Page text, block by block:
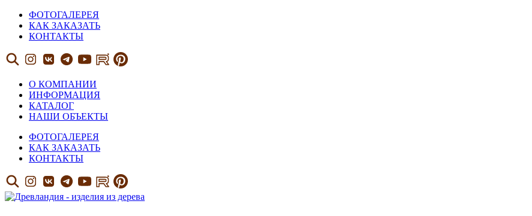
ФОТОГАЛЕРЕЯ
КАК ЗАКАЗАТЬ
КОНТАКТЫ
О КОМПАНИИ
ИНФОРМАЦИЯ
КАТАЛОГ
НАШИ ОБЪЕКТЫ
ФОТОГАЛЕРЕЯ
КАК ЗАКАЗАТЬ
КОНТАКТЫ